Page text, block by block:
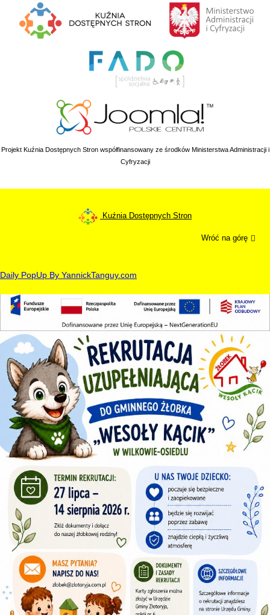
Projekt Kuźnia Dostępnych Stron współfinansowany ze środków Ministerstwa Administracji i
Cyfryzacji
Kuźnia Dostępnych Stron
Wróć na górę
Daily PopUp By YannickTanguy.com